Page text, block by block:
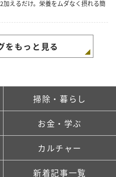
加えるだけ。栄養をムダなく摂れる簡
をもっと見る
掃除・暮らし
お金・学ぶ
カルチャー
新着記事一覧